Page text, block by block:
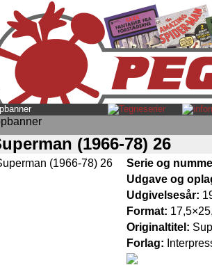
(1966-78) 26
Serie og
Udgave og
Udgivelsesår:
Format:
Originaltitel:
Forlag: